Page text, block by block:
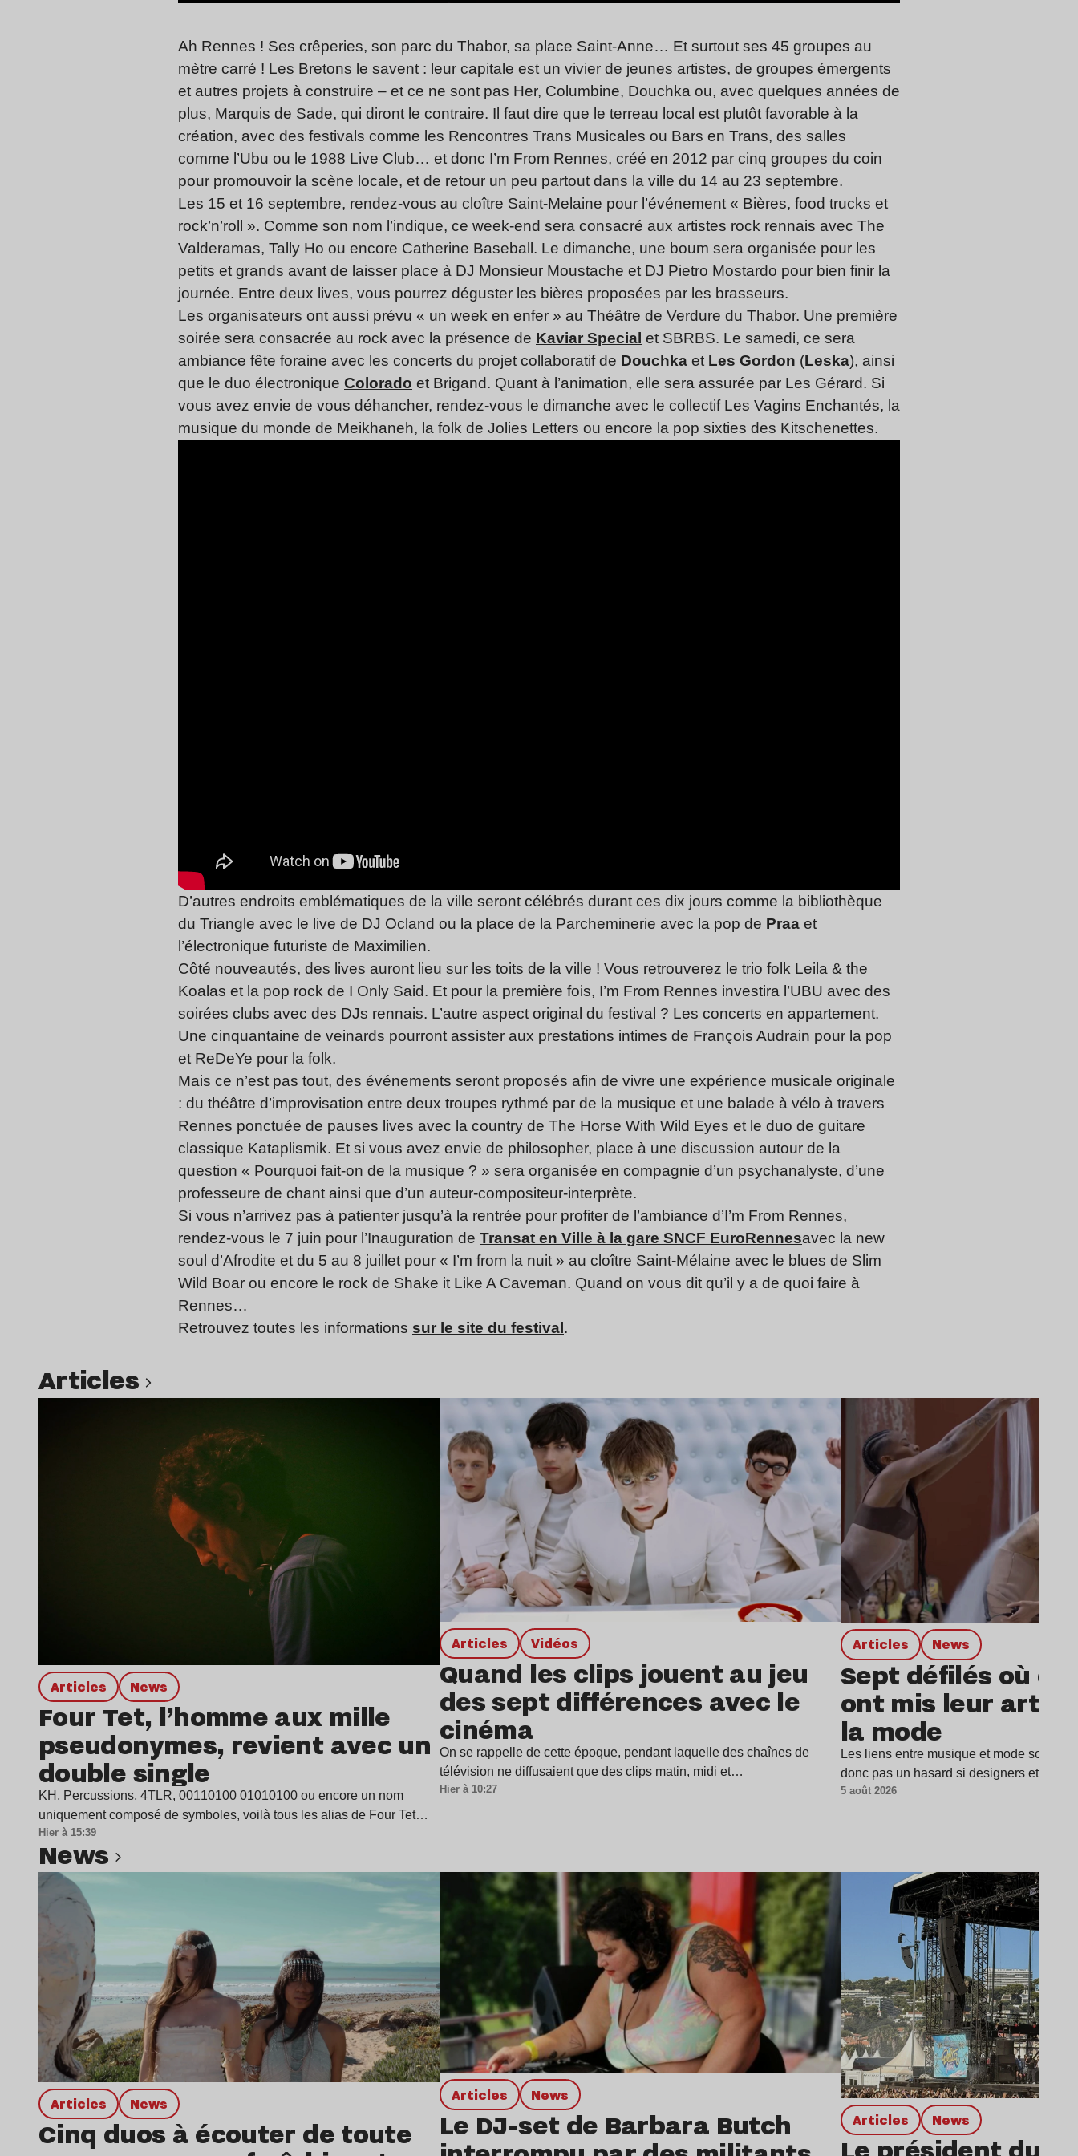
Ah Rennes ! Ses crêperies, son parc du Thabor, sa place Saint-Anne… Et surtout ses 45 groupes au
mètre carré ! Les Bretons le savent : leur capitale est un vivier de jeunes artistes, de groupes émergents
et autres projets à construire – et ce ne sont pas Her, Columbine, Douchka ou, avec quelques années de
plus, Marquis de Sade, qui diront le contraire. Il faut dire que le terreau local est plutôt favorable à la
création, avec des festivals comme les Rencontres Trans Musicales ou Bars en Trans, des salles
comme l’Ubu ou le 1988 Live Club… et donc I’m From Rennes, créé en 2012 par cinq groupes du coin
pour promouvoir la scène locale, et de retour un peu partout dans la ville du 14 au 23 septembre.
Les 15 et 16 septembre, rendez-vous au cloître Saint-Melaine pour l’événement « Bières, food trucks et
rock’n’roll ». Comme son nom l’indique, ce week-end sera consacré aux artistes rock rennais avec The
Valderamas, Tally Ho ou encore Catherine Baseball. Le dimanche, une boum sera organisée pour les
petits et grands avant de laisser place à DJ Monsieur Moustache et DJ Pietro Mostardo pour bien finir la
journée. Entre deux lives, vous pourrez déguster les bières proposées par les brasseurs.
Les organisateurs ont aussi prévu « un week en enfer » au Théâtre de Verdure du Thabor. Une première
soirée sera consacrée au rock avec la présence de Kaviar Special et SBRBS. Le samedi, ce sera
ambiance fête foraine avec les concerts du projet collaboratif de Douchka et Les Gordon (Leska), ainsi
que le duo électronique Colorado et Brigand. Quant à l’animation, elle sera assurée par Les Gérard. Si
vous avez envie de vous déhancher, rendez-vous le dimanche avec le collectif Les Vagins Enchantés, la
musique du monde de Meikhaneh, la folk de Jolies Letters ou encore la pop sixties des Kitschenettes.
D’autres endroits emblématiques de la ville seront célébrés durant ces dix jours comme la bibliothèque
du Triangle avec le live de DJ Ocland ou la place de la Parcheminerie avec la pop de Praa et
l’électronique futuriste de Maximilien.
Côté nouveautés, des lives auront lieu sur les toits de la ville ! Vous retrouverez le trio folk Leila & the
Koalas et la pop rock de I Only Said. Et pour la première fois, I’m From Rennes investira l’UBU avec des
soirées clubs avec des DJs rennais. L’autre aspect original du festival ? Les concerts en appartement.
Une cinquantaine de veinards pourront assister aux prestations intimes de François Audrain pour la pop
et ReDeYe pour la folk.
Mais ce n’est pas tout, des événements seront proposés afin de vivre une expérience musicale originale
: du théâtre d’improvisation entre deux troupes rythmé par de la musique et une balade à vélo à travers
Rennes ponctuée de pauses lives avec la country de The Horse With Wild Eyes et le duo de guitare
classique Kataplismik. Et si vous avez envie de philosopher, place à une discussion autour de la
question « Pourquoi fait-on de la musique ? » sera organisée en compagnie d’un psychanalyste, d’une
professeure de chant ainsi que d’un auteur-compositeur-interprète.
Si vous n’arrivez pas à patienter jusqu’à la rentrée pour profiter de l’ambiance d’I’m From Rennes,
rendez-vous le 7 juin pour l’Inauguration de Transat en Ville à la gare SNCF EuroRennesavec la new
soul d’Afrodite et du 5 au 8 juillet pour « I’m from la nuit » au cloître Saint-Mélaine avec le blues de Slim
Wild Boar ou encore le rock de Shake it Like A Caveman. Quand on vous dit qu’il y a de quoi faire à
Rennes…
Retrouvez toutes les informations sur le site du festival .
Articles
Articles news
Four Tet, l’homme aux mille
pseudonymes, revient avec un
double single
KH, Percussions, 4TLR, 00110100 01010100 ou encore un nom
uniquement composé de symboles, voilà tous les alias de Four Tet…
Hier à 15:39
Articles Vidéos
Quand les clips jouent au jeu
des sept différences avec le
cinéma
On se rappelle de cette époque, pendant laquelle des chaînes de
télévision ne diffusaient que des clips matin, midi et…
Hier à 10:27
Articles news
Sept défilés où
ont mis leur art
la mode
Les liens entre musique et mode sont
donc pas un hasard si designers et
5 août 2026
Lire l’article Lire l’article
news
Articles news
Cinq duos à écouter de toute
Articles news
Le DJ-set de Barbara Butch Articles news
Lire l’article Lire l’article